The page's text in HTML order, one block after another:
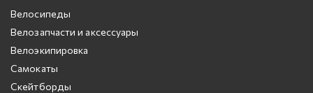
Велосипеды
Велозапчасти и аксессуары
Велоэкипировка
Самокаты
Скейтборды